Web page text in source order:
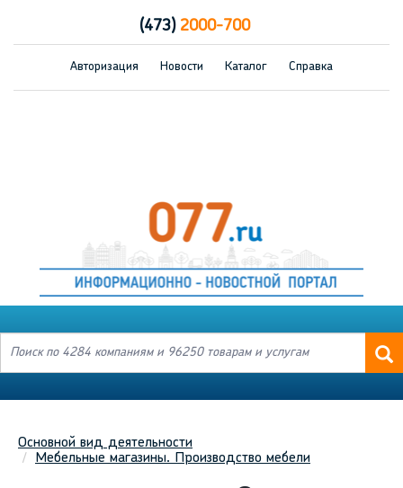
(473)2000-700
Авторизация Новости Каталог Справка
Основной вид деятельности
Мебельные магазины. Производство мебели